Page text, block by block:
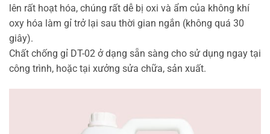
lên rất hoạt hóa, chúng rất dễ bị oxi và ẩm của không khí
oxy hóa làm gỉ trở lại sau thời gian ngắn (không quá 30
giây).
Chất chống gỉ DT-02 ở dạng sẵn sàng cho sử dụng ngay tại
công trình, hoặc tại xưởng sửa chữa, sản xuất.